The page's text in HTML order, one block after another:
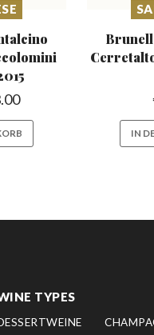
IN
TYPES